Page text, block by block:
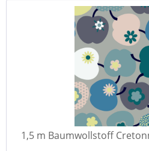
1,5 m Baumwollstoff